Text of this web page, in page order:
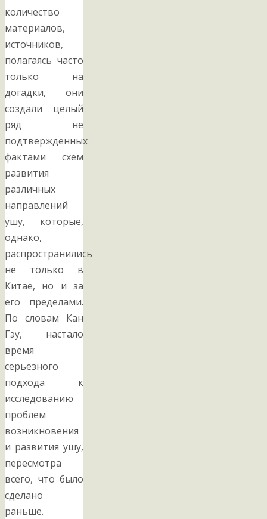
количество
материалов,
источников,
полагаясь часто
только на
догадки, они
создали целый
ряд не
подтвержденных
фактами схем
развития
различных
направлений
ушу, которые,
однако,
распространились
не только в
Китае, но и за
его пределами.
По словам Кан
Гэу, настало
время
серьезного
подхода к
исследованию
проблем
возникновения
и развития ушу,
пересмотра
всего, что было
сделано
раньше.